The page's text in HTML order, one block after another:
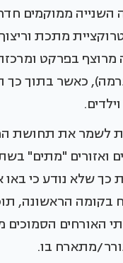
השנייה ממוקמים
מתכת
בפרקט
כאשר בתוך כך
לשמר את תחושת
ואזורים "מתים"
כך שלא נודע כי
בקומה הראשונה,
האורחים
מתארח בו.